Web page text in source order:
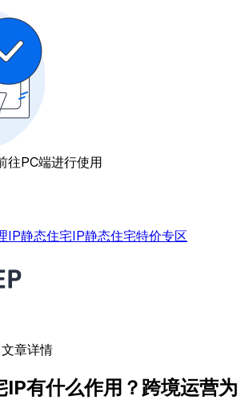
往PC端进行使用
IP静态住宅IP静态住宅特价专区
文章详情
IP有什么作用？跨境运营为